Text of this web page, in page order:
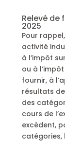
Relevé de
2025
Pour
activité
à l’impôt
ou à
fournir, à
résultats
des
cours de
excèdent,
catégories,